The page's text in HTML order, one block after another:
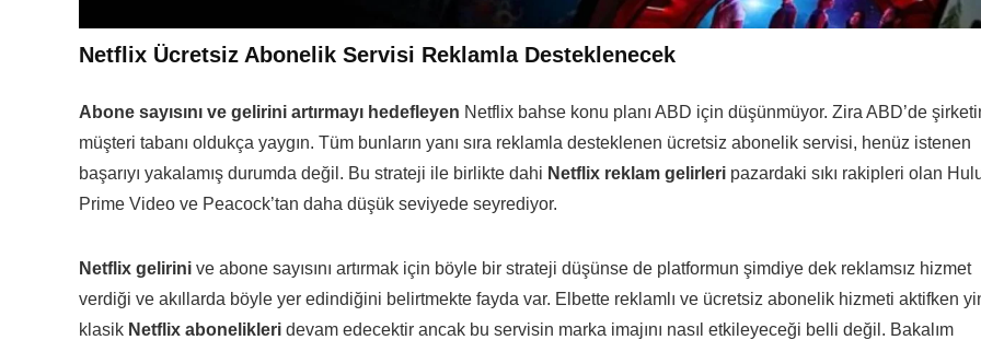
Netflix Ücretsiz Abonelik Servisi Reklamla Desteklenecek
Abone sayısını ve gelirini artırmayı hedefleyen Netflix bahse konu planı ABD için düşünmüyor. Zira ABD’de
müşteri tabanı oldukça yaygın. Tüm bunların yanı sıra reklamla desteklenen ücretsiz abonelik servisi, henüz istenen
başarıyı yakalamış durumda değil. Bu strateji ile birlikte dahi Netflix reklam gelirleri pazardaki sıkı rakipleri olan
Prime Video ve Peacock’tan daha düşük seviyede seyrediyor.
Netflix gelirini ve abone sayısını artırmak için böyle bir strateji düşünse de platformun şimdiye dek reklamsız hizmet
verdiği ve akıllarda böyle yer edindiğini belirtmekte fayda var. Elbette reklamlı ve ücretsiz abonelik hizmeti aktifken
klasik Netflix abonelikleri devam edecektir ancak bu servisin marka imajını nasıl etkileyeceği belli değil. Bakalım